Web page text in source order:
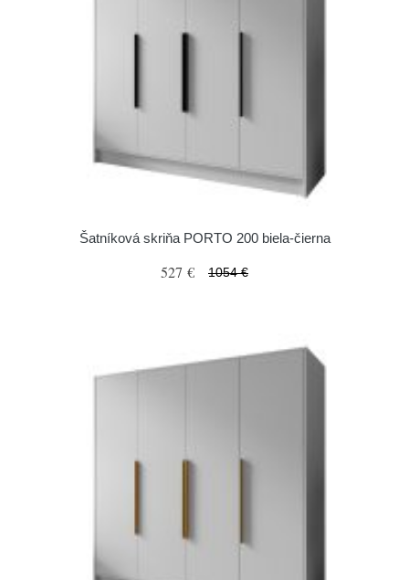
Šatníková skriňa PORTO 200 biela-čierna
527 € 1054 €